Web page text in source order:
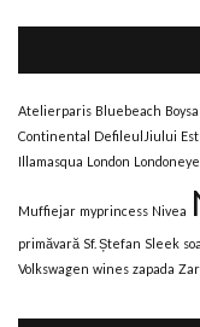
Atelierparis Bluebeach
Continental DefileulJiului
Illamasqua London Londoneye
Muffiejar myprincess Nivea
primăvară Sf. Ștefan Sleek
Volkswagen wines zapada